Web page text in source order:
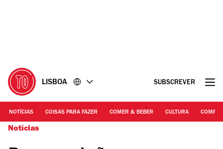
LISBOA SUBSCREVER
NOTÍCIAS COISAS PARA FAZER COMER & BEBER CULTURA
Notícias